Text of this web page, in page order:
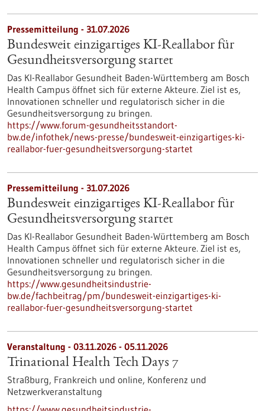
Pressemitteilung - 31.07.2026
Bundesweit einzigartiges KI-Reallabor für
Gesundheits­versorgung startet
Das KI-Reallabor Gesundheit Baden-Württemberg am Bosch
Health Campus öffnet sich für externe Akteure. Ziel ist es,
Innovationen schneller und regulatorisch sicher in die
Gesundheitsversorgung zu bringen.
https://www.forum-gesundheitsstandort-
bw.de/infothek/news-presse/bundesweit-einzigartiges-ki-
reallabor-fuer-gesundheitsversorgung-startet
Pressemitteilung - 31.07.2026
Bundesweit einzigartiges KI-Reallabor für
Gesundheits­versorgung startet
Das KI-Reallabor Gesundheit Baden-Württemberg am Bosch
Health Campus öffnet sich für externe Akteure. Ziel ist es,
Innovationen schneller und regulatorisch sicher in die
Gesundheitsversorgung zu bringen.
https://www.gesundheitsindustrie-
bw.de/fachbeitrag/pm/bundesweit-einzigartiges-ki-
reallabor-fuer-gesundheitsversorgung-startet
Veranstaltung - 03.11.2026 - 05.11.2026
Trinational Health Tech Days 7
Straßburg, Frankreich und online, Konferenz und
Netzwerkveranstaltung